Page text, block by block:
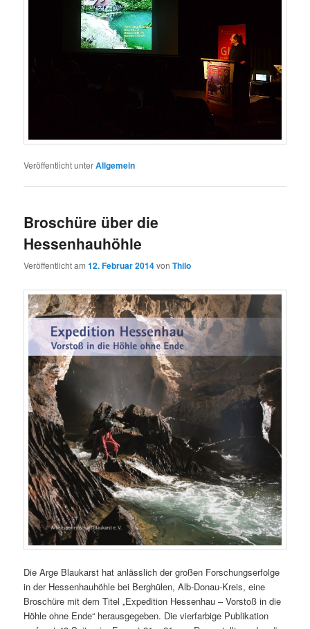
Veröffentlicht unterAllgemein
Broschüre über die
Hessenhauhöhle
Veröffentlicht am12. Februar 2014vonThilo
Die Arge Blaukarst hat anlässlich der großen Forschungserfolge
in der Hessenhauhöhle bei Berghülen, Alb-Donau-Kreis, eine
Broschüre mit dem Titel „Expedition Hessenhau – Vorstoß in die
Höhle ohne Ende“ herausgegeben. Die vierfarbige Publikation